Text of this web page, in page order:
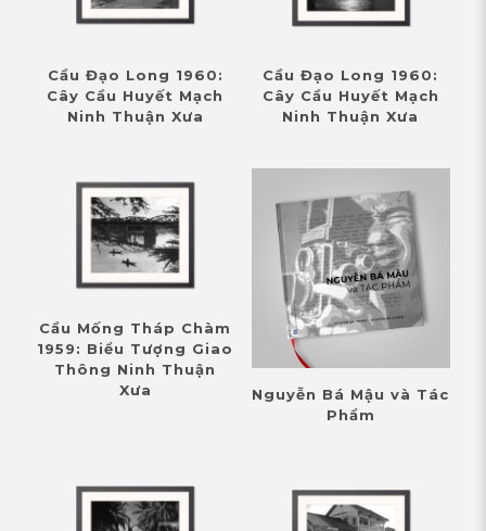
Cầu Đạo Long 1960:
Cây Cầu Huyết Mạch
Ninh Thuận Xưa
Cầu Đạo Long 1960:
Cây Cầu Huyết Mạch
Ninh Thuận Xưa
Cầu Mống Tháp Chàm
1959: Biểu Tượng Giao
Thông Ninh Thuận
Xưa
Nguyễn Bá Mậu và Tác
Phẩm